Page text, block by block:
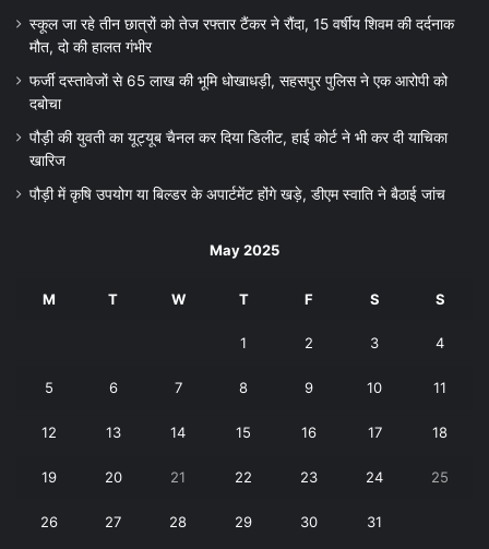
स्कूल जा रहे तीन छात्रों को तेज रफ्तार टैंकर ने रौंदा, 15 वर्षीय शिवम की दर्दनाक
मौत, दो की हालत गंभीर
फर्जी दस्तावेजों से 65 लाख की भूमि धोखाधड़ी, सहसपुर पुलिस ने एक आरोपी को
दबोचा
पौड़ी की युवती का यूट्यूब चैनल कर दिया डिलीट, हाई कोर्ट ने भी कर दी याचिका
खारिज
पौड़ी में कृषि उपयोग या बिल्डर के अपार्टमेंट होंगे खड़े, डीएम स्वाति ने बैठाई जांच
May 2025
M T W T F S S
1 2 3 4
5 6 7 8 9 10 11
12 13 14 15 16 17 18
19 20 21 22 23 24 25
26 27 28 29 30 31